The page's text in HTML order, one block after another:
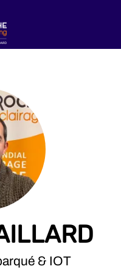
& IOT